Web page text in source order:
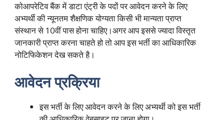
कोआपरेटिव बैंक में डाटा एंट्री के पदों पर आवेदन करने के लिए
अभ्यर्थी की न्यूनतम शैक्षणिक योग्यता किसी भी मान्यता प्राप्त
संस्थान से 10वीं पास होना चाहिए।अगर आप इससे ज्यादा विस्तृत
जानकारी प्राप्त करना चाहते हो तो आप इस भर्ती का आधिकारिक
नोटिफिकेशन देख सकते है।
आवेदन प्रक्रिया
इस भर्ती के लिए आवेदन करने के लिए अभ्यर्थी को इस भर्ती